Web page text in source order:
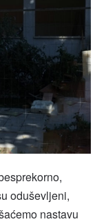
oduševljeni,
nastavu